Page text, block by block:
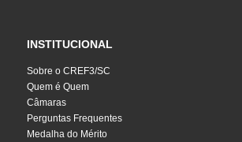
INSTITUCIONAL
Sobre o CREF3/SC
Quem é Quem
Câmaras
Perguntas Frequentes
Medalha do Mérito